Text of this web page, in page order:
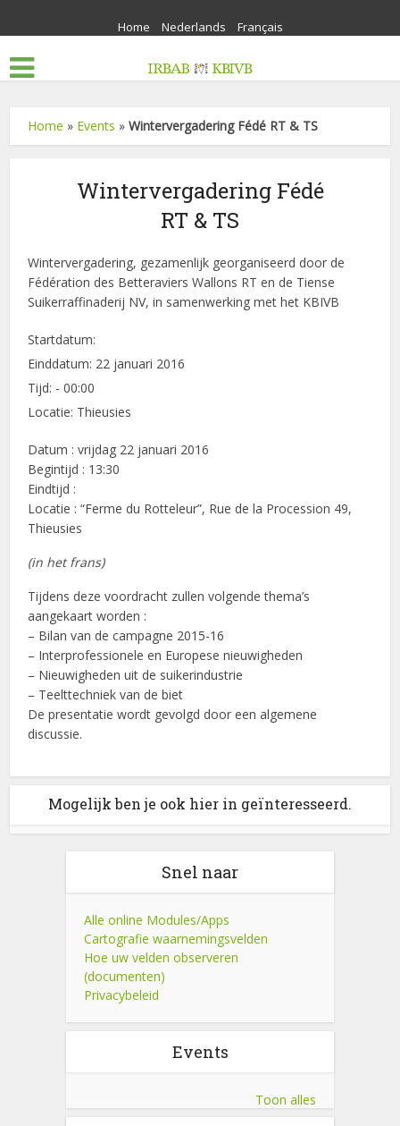
Home Nederlands Français
Home » Events »Wintervergadering Fédé RT & TS
Wintervergadering Fédé
RT & TS
Wintervergadering, gezamenlijk georganiseerd door de
Fédération des Betteraviers Wallons RT en de Tiense
Suikerraffinaderij NV, in samenwerking met het KBIVB
Startdatum:
Einddatum: 22 januari 2016
Tijd: - 00:00
Locatie: Thieusies
Datum : vrijdag 22 januari 2016
Begintijd : 13:30
Eindtijd :
Locatie : “Ferme du Rotteleur”, Rue de la Procession 49,
Thieusies
(in het frans)
Tijdens deze voordracht zullen volgende thema’s
aangekaart worden :
– Bilan van de campagne 2015-16
– Interprofessionele en Europese nieuwigheden
– Nieuwigheden uit de suikerindustrie
– Teelttechniek van de biet
De presentatie wordt gevolgd door een algemene
discussie.
Mogelijk ben je ook hier in geïnteresseerd.
Snel naar
Alle online Modules/Apps
Cartografie waarnemingsvelden
Hoe uw velden observeren
(documenten)
Privacybeleid
Events
Toon alles